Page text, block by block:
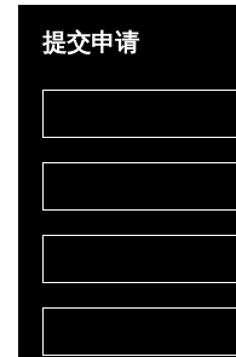
提交申请